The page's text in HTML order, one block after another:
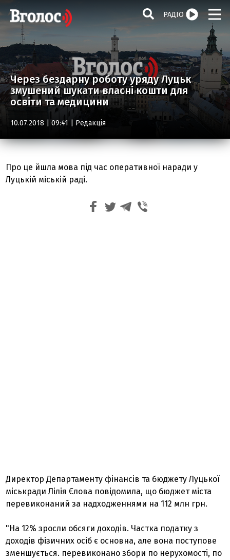
РАДІО
Через бездарну роботу уряду Луцьк
змушений шукати власні кошти для
освіти та медицини
10.07.2018 | 09:41 | Редакція
Про це йшла мова під час оперативної наради у
Луцькій міській раді.
Директор Департаменту фінансів та бюджету Луцької
міськради Лілія Єлова повідомила, що бюджет міста
перевиконаний за надходженнями на 112 млн грн.
"На 12% зросли обсяги доходів. Частка податку з
доходів фізичних осіб є основна, але вона поступове
зменшується. перевиконано збори по нерухомості, по